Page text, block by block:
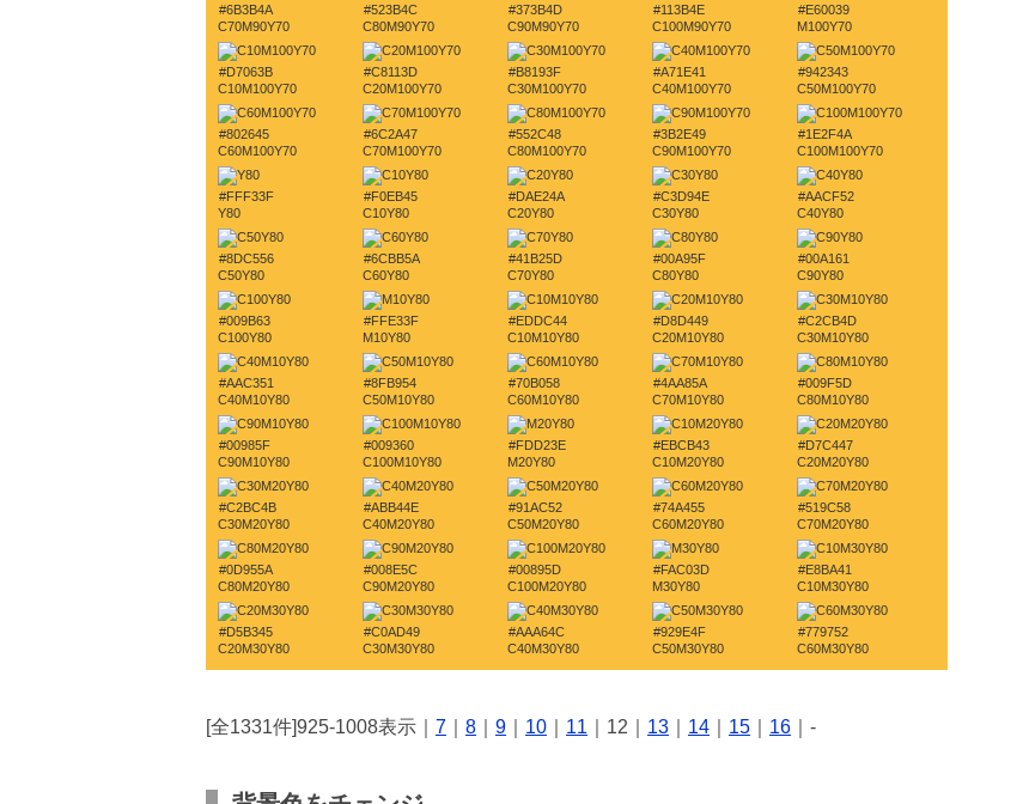
#6B3B4A
C70M90Y70
#523B4C
C80M90Y70
#373B4D
C90M90Y70
#113B4E
C100M90Y70
#E60039
M100Y70
#D7063B
C10M100Y70
#C8113D
C20M100Y70
#B8193F
C30M100Y70
#A71E41
C40M100Y70
#942343
C50M100Y70
#802645
C60M100Y70
#6C2A47
C70M100Y70
#552C48
C80M100Y70
#3B2E49
C90M100Y70
#1E2F4A
C100M100Y70
#FFF33F
Y80
#F0EB45
C10Y80
#DAE24A
C20Y80
#C3D94E
C30Y80
#AACF52
C40Y80
#8DC556
C50Y80
#6CBB5A
C60Y80
#41B25D
C70Y80
#00A95F
C80Y80
#00A161
C90Y80
#009B63
C100Y80
#FFE33F
M10Y80
#EDDC44
C10M10Y80
#D8D449
C20M10Y80
#C2CB4D
C30M10Y80
#AAC351
C40M10Y80
#8FB954
C50M10Y80
#70B058
C60M10Y80
#4AA85A
C70M10Y80
#009F5D
C80M10Y80
#00985F
C90M10Y80
#009360
C100M10Y80
#FDD23E
M20Y80
#EBCB43
C10M20Y80
#D7C447
C20M20Y80
#C2BC4B
C30M20Y80
#ABB44E
C40M20Y80
#91AC52
C50M20Y80
#74A455
C60M20Y80
#519C58
C70M20Y80
#0D955A
C80M20Y80
#008E5C
C90M20Y80
#00895D
C100M20Y80
#FAC03D
M30Y80
#E8BA41
C10M30Y80
#D5B345
C20M30Y80
#C0AD49
C30M30Y80
#AAA64C
C40M30Y80
#929E4F
C50M30Y80
#779752
C60M30Y80
[全1331件]925-1008表示｜ 7 8 9 10 11 ｜12｜ 13 14 15 16 ｜-